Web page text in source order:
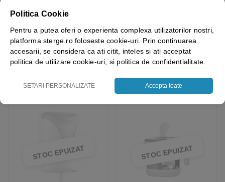
industriala 91550 cu suport
178.88lei + TVA 50.69lei + TVA
Vezi detalii
STOC EPUIZAT STOC EPUIZAT
Politica Cookie
Pentru a putea oferi o experienta complexa utilizatorilor nostri,
platforma sterge.ro foloseste cookie-uri. Prin continuarea
accesarii, se considera ca ati citit, inteles si ati acceptat
politica de utilizare cookie-uri, si politica de confidentialitate.
SETARI PERSONALIZATE Accepta toate